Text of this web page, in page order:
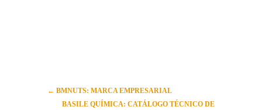
← BMNUTS: MARCA EMPRESARIAL
BASILE QUÍMICA: CATÁLOGO TÉCNICO DE